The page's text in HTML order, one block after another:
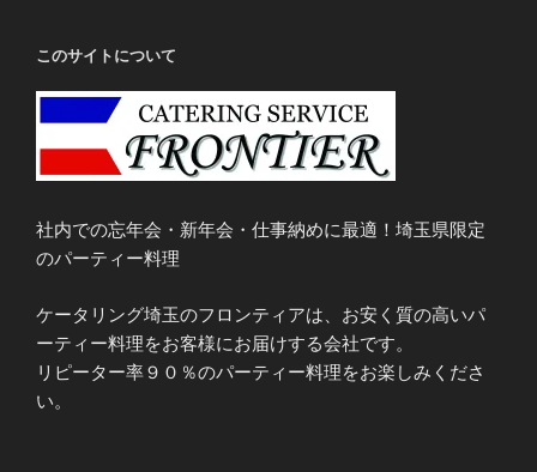
このサイトについて
社内での忘年会・新年会・仕事納めに最適！埼玉県限定
のパーティー料理
ケータリング埼玉のフロンティアは、お安く質の高いパ
ーティー料理をお客様にお届けする会社です。
リピーター率９０％のパーティー料理をお楽しみくださ
い。